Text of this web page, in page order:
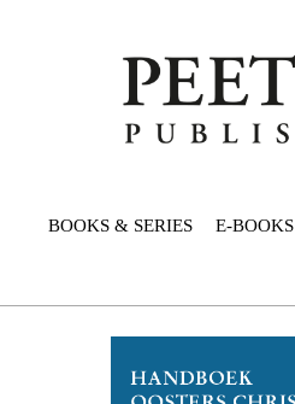
BOOKS & SERIES E-BOOKS